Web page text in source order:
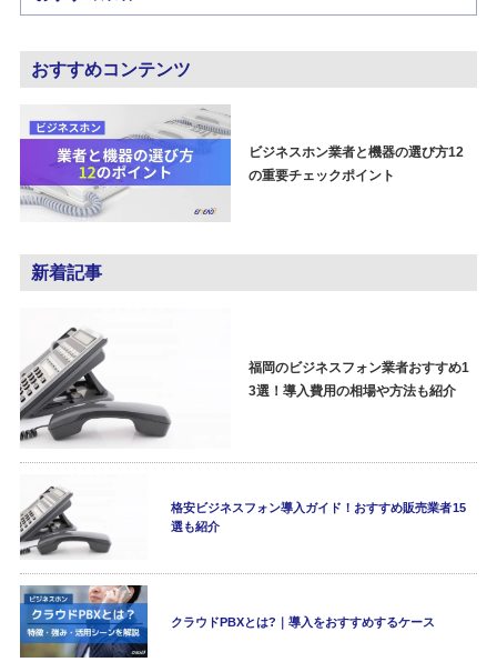
おすすめコンテンツ
ビジネスホン業者と機器の選び方12
の重要チェックポイント
新着記事
福岡のビジネスフォン業者おすすめ1
3選！導入費用の相場や方法も紹介
格安ビジネスフォン導入ガイド！おすすめ販売業者15
選も紹介
クラウドPBXとは?｜導入をおすすめするケース